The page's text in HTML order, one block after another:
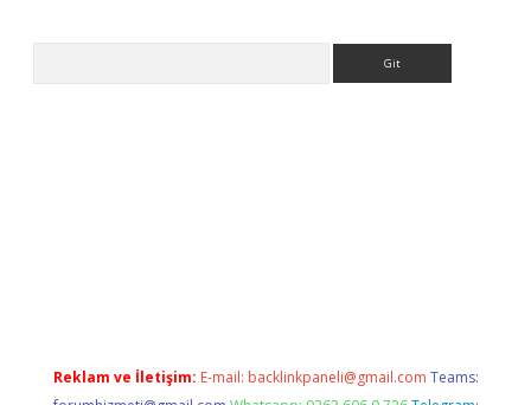
Reklam ve İletişim: E-mail: backlinkpaneli@gmail.com Teams: